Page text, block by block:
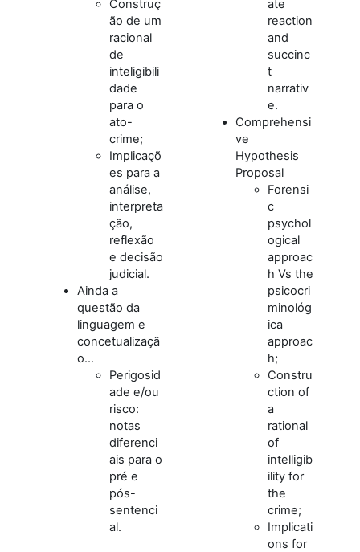
Construç
ão de um
racional
de
inteligibili
dade
para o
ato-
crime;
Implicaçõ
es para a
análise,
interpreta
ção,
reflexão
e decisão
judicial.
Ainda a
questão da
linguagem e
concetualizaçã
o…
Perigosid
ade e/ou
risco:
notas
diferenci
ais para o
pré e
pós-
sentenci
al.
ate
reaction
and
succinc
t
narrativ
e.
Comprehensi
ve
Hypothesis
Proposal
Forensi
c
psychol
ogical
approac
h Vs the
psicocri
minológ
ica
approac
h;
Constru
ction of
a
rational
of
intelligib
ility for
the
crime;
Implicati
ons for